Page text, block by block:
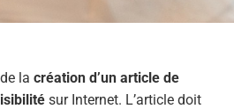
la création d’un article de
sur Internet. L’article doit